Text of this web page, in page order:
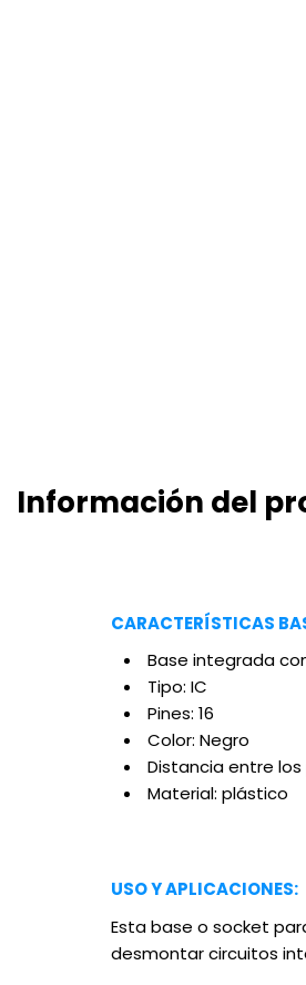
Información del
CARACTERÍSTICAS
Base integrada
Tipo: IC
Pines: 16
Color: Negro
Distancia entre
Material: plástico
USO Y APLICACIONES:
Esta base o socket
desmontar circuitos